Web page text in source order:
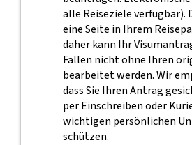
alle Reiseziele verfügbar).
eine Seite in Ihrem
daher kann Ihr
Fällen nicht ohne Ihren
bearbeitet werden. Wir
dass Sie Ihren Antrag
per Einschreiben oder
wichtigen persönlichen
schützen.